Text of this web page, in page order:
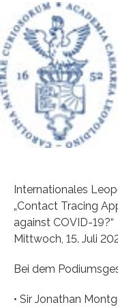
Internationales
„Contact Tracing
against COVID-19?“
Mittwoch, 15. Juli
Bei dem
• Sir Jonathan